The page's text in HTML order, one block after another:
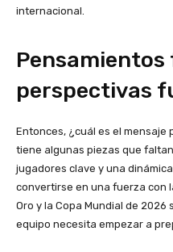
internacional.
Pensamientos
perspectivas
Entonces, ¿cuál es el mensaje
tiene algunas piezas que
jugadores clave y una
convertirse en una fuerza con
Oro y la Copa Mundial de
equipo necesita empezar a